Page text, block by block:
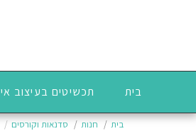
בית תכשיטים בעיצוב
בית חנות סדנאות וקורסים